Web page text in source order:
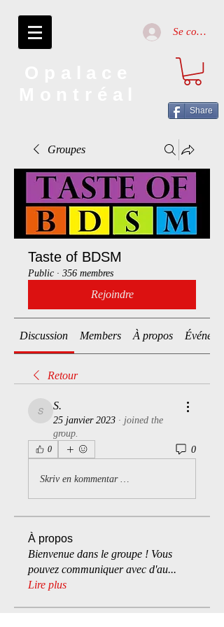
Se connecter
Share
Groupes
Taste of BDSM
Public · 356 membres
Rejoindre
Discussion Members À propos
Retour
S.
S.
25 janvier 2023 · joined the
group.
0 0
Skriv en kommentar …
À propos
Bienvenue dans le groupe ! Vous
pouvez communiquer avec d'au...
Lire plus